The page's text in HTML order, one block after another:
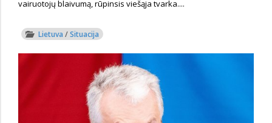
vairuotojų blaivumą, rūpinsis viešąja tvarka....
Lietuva /Situacija